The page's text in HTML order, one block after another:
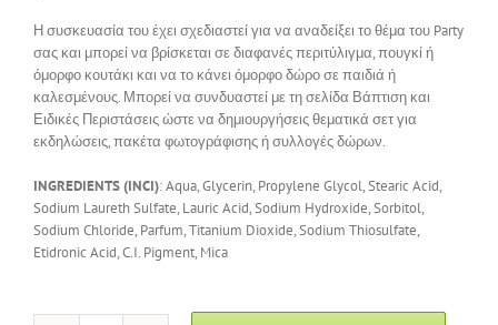
Η συσκευασία του έχει σχεδιαστεί για να αναδείξει το θέμα του Party
σας και μπορεί να βρίσκεται σε διαφανές περιτύλιγμα, πουγκί ή
όμορφο κουτάκι και να το κάνει όμορφο δώρο σε παιδιά ή
καλεσμένους. Μπορεί να συνδυαστεί με τη σελίδα Βάπτιση και
Ειδικές Περιστάσεις ώστε να δημιουργήσεις θεματικά σετ για
εκδηλώσεις, πακέτα φωτογράφισης ή συλλογές δώρων.
INGREDIENTS (INCI): Aqua, Glycerin, Propylene Glycol, Stearic Acid,
Sodium Laureth Sulfate, Lauric Acid, Sodium Hydroxide, Sorbitol,
Sodium Chloride, Parfum, Titanium Dioxide, Sodium Thiosulfate,
Etidronic Acid, C.I. Pigment, Mica